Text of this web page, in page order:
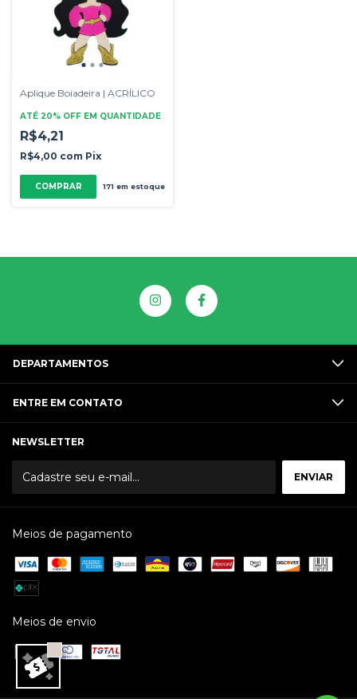
Aplique Boiadeira | ACRÍLICO
ATÉ 20% OFF EM QUANTIDADE
R$4,21
R$4,00 com Pix
COMPRAR 171em estoque
DEPARTAMENTOS
ENTRE EM CONTATO
NEWSLETTER
Meios de pagamento
Meios de envio